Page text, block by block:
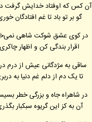
آن کس که اوفتاد خدایش
گو بر تو باد تا غم افتادگان
در کوی عشق شوکت شاهی
اقرار بندگی کن و اظهار چاکری
ساقی به مژدگانی عیش از درم
تا یک دم از دلم غم دنیا به
در شاهراه جاه و بزرگی خطر
آن به کز این گریوه سبکبار